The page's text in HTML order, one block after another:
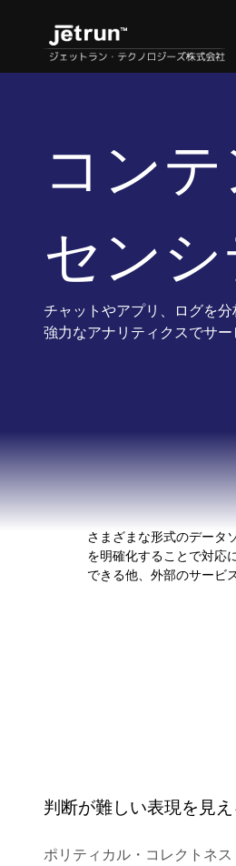
コン
セン
チャットやアプリ、ログを
強力なアナリティクスでサ
さまざまな形式のデータ
を明確化することで対応
できる他、外部のサービ
判断が難しい表現を見
ポリティカル・コレクトネス